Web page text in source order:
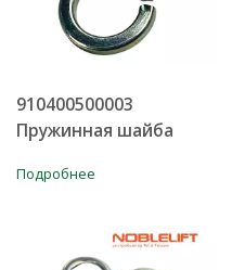
910400500003
Пружинная шайба
Подробнее